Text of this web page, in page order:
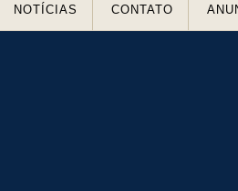
NOTÍCIAS CONTATO